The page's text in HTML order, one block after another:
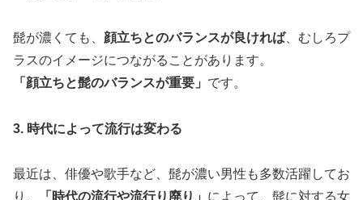
髭が濃くても、 顔立ちとのバランスが良ければ、むしろプ
ラスのイメージにつながることがあります。
「顔立ちと髭のバランスが重要」 です。
3. 時代によって流行は変わる
最近は、俳優や歌手など、髭が濃い男性も多数活躍してお
り、
「時代の流行や流行り廃り」 によって、髭に対する女